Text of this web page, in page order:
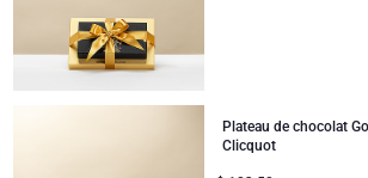
Lanson Champagne
Neuhaus chocolats
Godiva chocolats
Corné Port-Royal chocolats
Le Parfum de Nathalie
Cartwright & Butler
Corné Port-Royal chocolats
Petits Budgets
Cadeaux Luxueux
Cadeaux populaires
CADEAUX D'ENTREPRISE
Services de Cadeaux d'Affaires
Plateau de chocolat
Clicquot